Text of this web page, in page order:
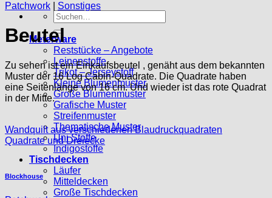
Suche
nach:
Meterware
Reststücke – Angebote
Leinenstoffe
Trikot – Jerseystoff
Kleine Blumenmuster
Große Blumenmuster
Grafische Muster
Streifenmuster
Thematische Muster
Uni Stoffe
Indigostoffe
Tischdecken
Läufer
Mitteldecken
Große Tischdecken
Patchwork Sonstiges
Beutel
Zu sehen ist ein Einkaufsbeutel , genäht aus dem bekannten
Muster der 16 Log Cabin-Quadrate. Die Quadrate haben
eine Seitenlänge von 16 cm. Und wieder ist das rote Quadrat
in der Mitte.
Wandquilt aus verschiedenen Blaudruckquadraten
Quadrate und Dreiecke
Blockhouse